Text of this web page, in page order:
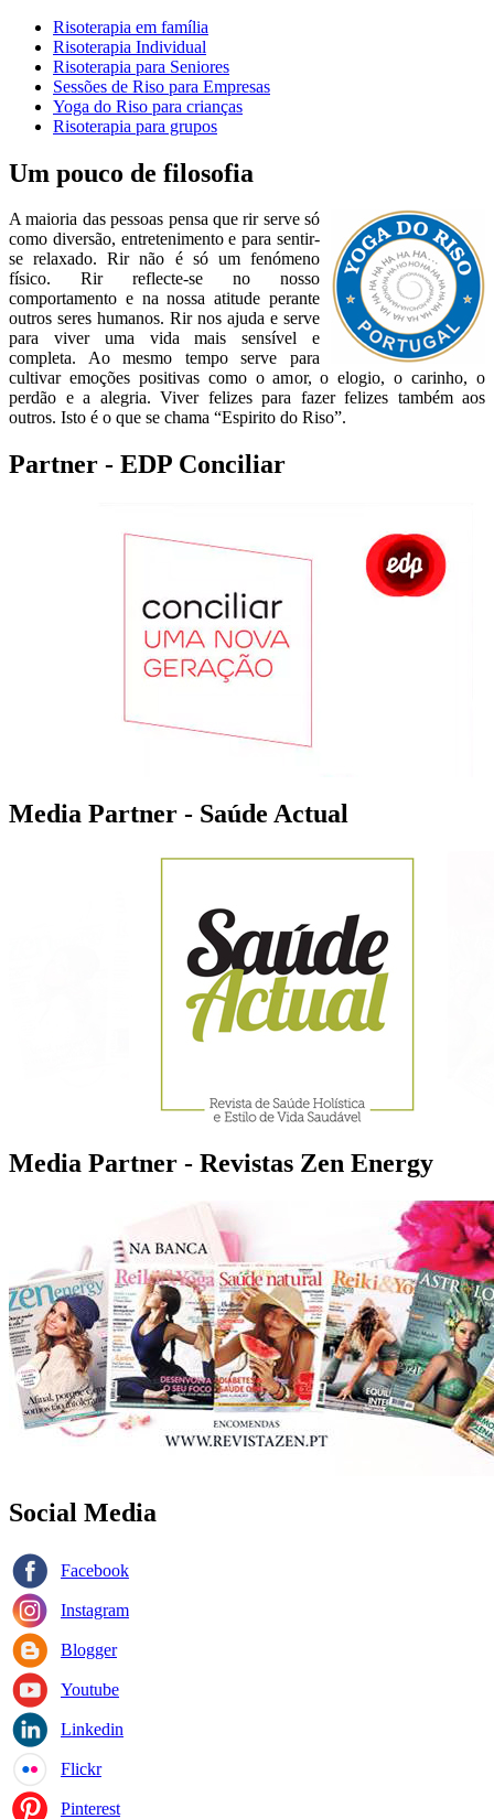
Risoterapia em família
Risoterapia Individual
Risoterapia para Seniores
Sessões de Riso para Empresas
Yoga do Riso para crianças
Risoterapia para grupos
Um pouco de filosofia
A maioria das pessoas pensa que rir serve só
como diversão, entretenimento e para sentir-
se relaxado. Rir não é só um fenómeno
físico. Rir reflecte-se no nosso
comportamento e na nossa atitude perante
outros seres humanos. Rir nos ajuda e serve
para viver uma vida mais sensível e
completa. Ao mesmo tempo serve para
cultivar emoções positivas como o amor, o elogio, o carinho, o
perdão e a alegria. Viver felizes para fazer felizes também aos
outros. Isto é o que se chama “Espirito do Riso”.
Partner - EDP Conciliar
Media Partner - Saúde Actual
Media Partner - Revistas Zen Energy
Social Media
Facebook
Instagram
Blogger
Youtube
Linkedin
Flickr
Pinterest